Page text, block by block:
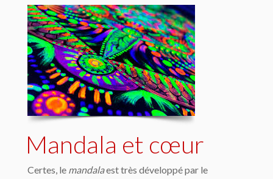
Mandala et cœur
Certes, le mandalaest très développé par le